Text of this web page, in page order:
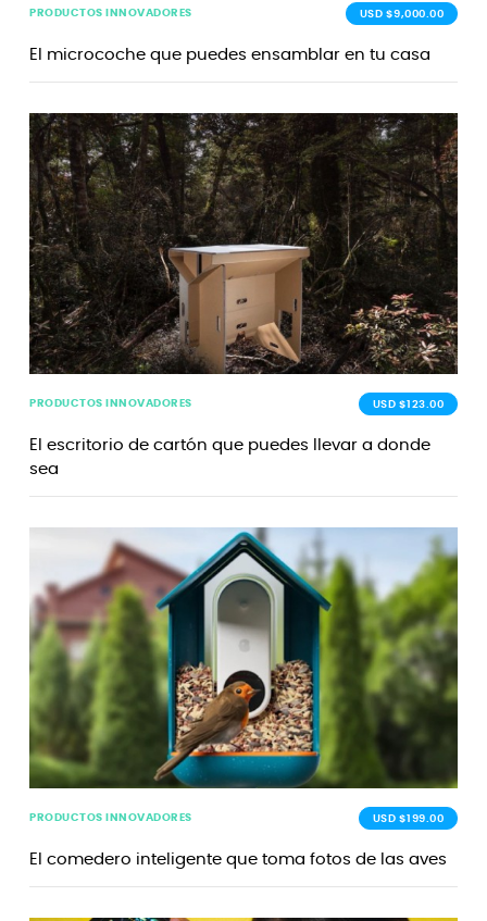
PRODUCTOS INNOVADORES USD $9,000.00
El microcoche que puedes ensamblar en tu casa
PRODUCTOS INNOVADORES USD $123.00
El escritorio de cartón que puedes llevar a donde
sea
PRODUCTOS INNOVADORES USD $199.00
El comedero inteligente que toma fotos de las aves